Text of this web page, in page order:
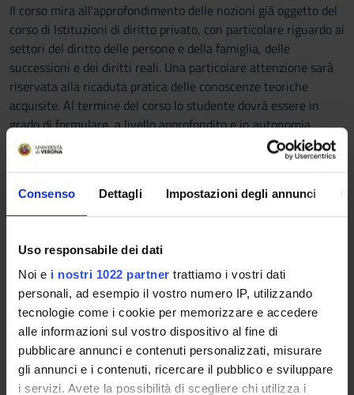
Consenso Dettagli Impostazioni degli annunci
Uso responsabile dei dati
Noi e i nostri 1022 partner trattiamo i vostri dati
personali, ad esempio il vostro numero IP, utilizzando
tecnologie come i cookie per memorizzare e accedere
alle informazioni sul vostro dispositivo al fine di
pubblicare annunci e contenuti personalizzati, misurare
gli annunci e i contenuti, ricercare il pubblico e sviluppare
i servizi. Avete la possibilità di scegliere chi utilizza i
Il corso mira all’approfondimento delle nozioni già oggetto del
corso di Istituzioni di diritto privato, con particolare riguardo ai
settori del diritto delle persone e della famiglia, delle
successioni e dei diritti reali. Una particolare attenzione sarà
riservata alla ricaduta pratica delle conoscenze teoriche
acquisite. Al termine del corso lo studente dovrà essere in
grado di formulare, a livello approfondito e in autonomia,
giudizi e argomentazioni complessi, nonché di adeguarli con
consapevolezza critica al mutare dei contesti di riferimento,
nella dimensione europea e internazionale.
Il corso prevede la discussione in aula di casi pratici, con la
partecipazione attiva da parte degli studenti, durante la quale
i settori del diritto delle persone, di famiglia, delle successioni
e dei diritti reali verranno affrontati, oltre che sotto il profilo
teorico, anche, e soprattutto, sotto quello pratico - applicativo.
Testi consigliati